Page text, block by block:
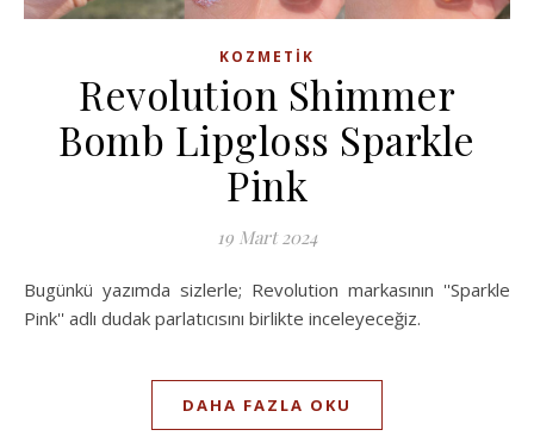
KOZMETIK
Revolution Shimmer
Bomb Lipgloss Sparkle
Pink
19 Mart 2024
Bugünkü yazımda sizlerle; Revolution markasının ''Sparkle
Pink'' adlı dudak parlatıcısını birlikte inceleyeceğiz.
DAHA FAZLA OKU